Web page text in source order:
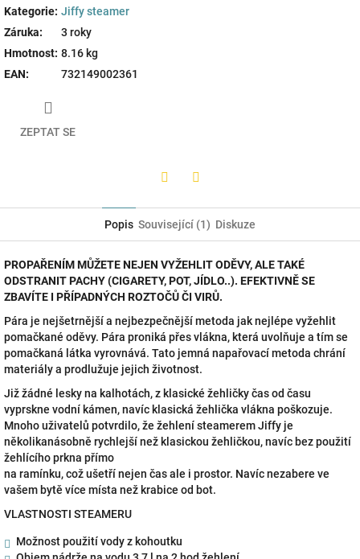
Kategorie: Jiffy steamer
Záruka:
3 roky
Hmotnost: 8.16 kg
EAN: 732149002361
ZEPTAT SE
Popis Související (1) Diskuze
PROPAŘENÍM MŮŽETE NEJEN VYŽEHLIT ODĚVY, ALE TAKÉ
ODSTRANIT PACHY (CIGARETY, POT, JÍDLO..). EFEKTIVNĚ SE
ZBAVÍTE I PŘÍPADNÝCH ROZTOČŮ ČI VIRŮ.
Pára je nejšetrnější a nejbezpečnější metoda jak nejlépe vyžehlit
pomačkané oděvy. Pára proniká přes vlákna, která uvolňuje a tím se
pomačkaná látka vyrovnává. Tato jemná napařovací metoda chrání
materiály a prodlužuje jejich životnost.
Již žádné lesky na kalhotách, z klasické žehličky čas od času
vyprskne vodní kámen, navíc klasická žehlička vlákna poškozuje.
Mnoho uživatelů potvrdilo, že žehlení steamerem Jiffy je
několikanásobně rychlejší než klasickou žehličkou, navíc bez použití
žehlícího prkna přímo
na ramínku, což ušetří nejen čas ale i prostor. Navíc nezabere ve
vašem bytě více místa než krabice od bot.
VLASTNOSTI STEAMERU
Možnost použití vody z kohoutku